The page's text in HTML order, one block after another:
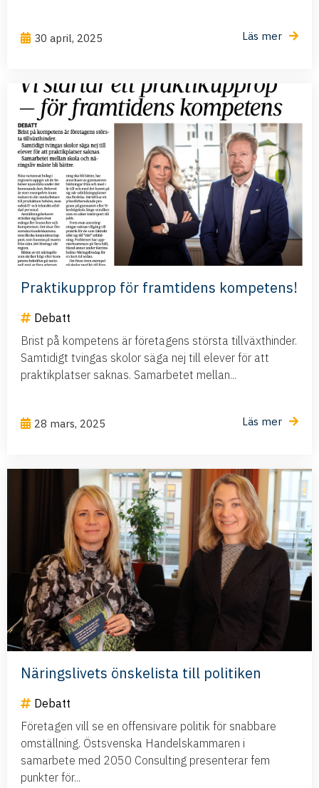
30 april, 2025 Läs mer
Praktikupprop för framtidens kompetens!
Debatt
Brist på kompetens är företagens största tillväxthinder.
Samtidigt tvingas skolor säga nej till elever för att
praktikplatser saknas. Samarbetet mellan...
28 mars, 2025 Läs mer
Näringslivets önskelista till politiken
Debatt
Företagen vill se en offensivare politik för snabbare
omställning. Östsvenska Handelskammaren i
samarbete med 2050 Consulting presenterar fem
punkter för...